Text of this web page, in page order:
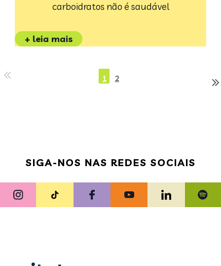
carboidratos não é saudável
+ leia mais
1 2
SIGA-NOS NAS REDES SOCIAIS